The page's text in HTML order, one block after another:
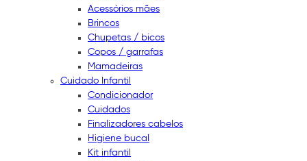
Acessórios mães
Brincos
Chupetas / bicos
Copos / garrafas
Mamadeiras
Cuidado Infantil
Condicionador
Cuidados
Finalizadores cabelos
Higiene bucal
Kit infantil